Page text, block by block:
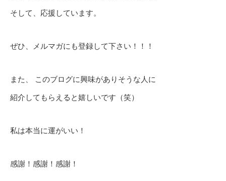
そして、応援しています。
ぜひ、メルマガにも登録して下さい！！！
また、 このブログに興味がありそうな人に
紹介してもらえると嬉しいです（笑）
私は本当に運がいい！
感謝！感謝！感謝！